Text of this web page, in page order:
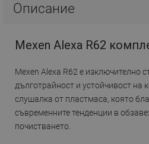
Описание
Mexen Alexa R62
Mexen Alexa R62 е изключително
дълготрайност и устойчивост на
слушалка от пластмаса, която
съвременните тенденции в
почистването.